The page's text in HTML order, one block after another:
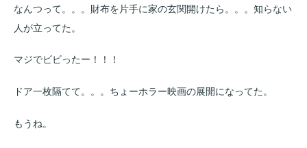
なんつって。。。財布を片手に家の玄関開けたら。。。知らない
人が立ってた。
マジでビビったー！！！
ドア一枚隔てて。。。ちょーホラー映画の展開になってた。
もうね。